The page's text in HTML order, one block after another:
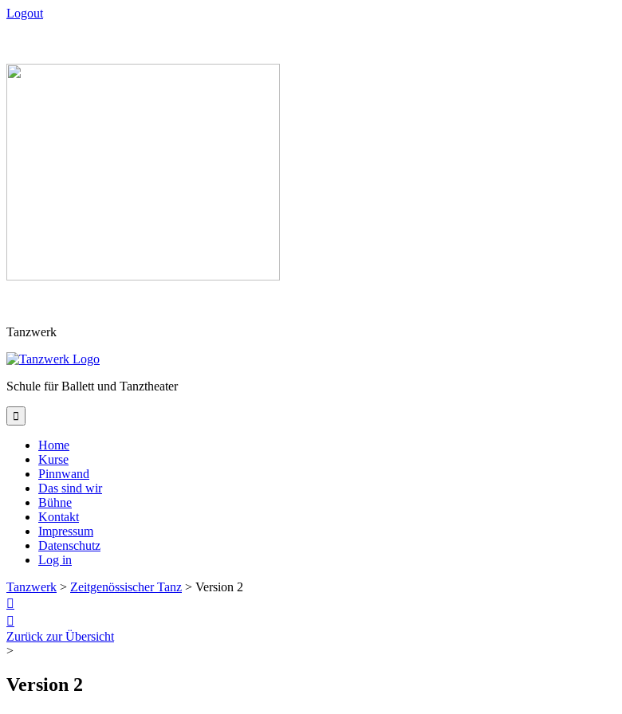
Logout
to
Tanzwerk
Schule für Ballett und Tanztheater

Home
Kurse
Pinnwand
Das sind wir
Bühne
Kontakt
Impressum
Datenschutz
Log in
Tanzwerk > Zeitgenössischer Tanz > Version 2


Zurück zur Übersicht
>
Version 2